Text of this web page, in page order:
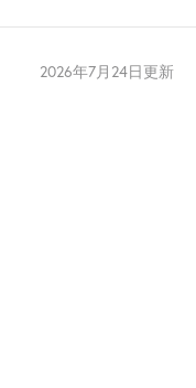
2026年7月24日更新